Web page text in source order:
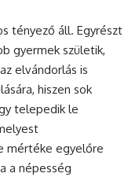
tényező áll. Egyrészt
gyermek születik,
elvándorlás is
hiszen sok
telepedik le
mértéke egyelőre
a népesség